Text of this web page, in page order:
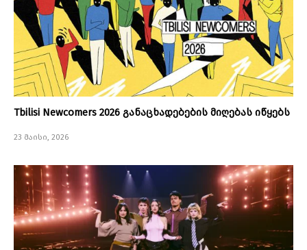
Tbilisi Newcomers 2026 განაცხადებების მიღებას იწყებს
23 მაისი, 2026